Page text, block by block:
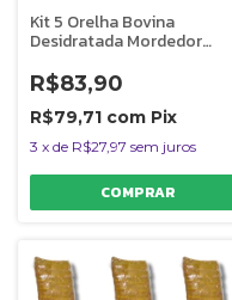
Kit 5 Orelha Bovina
Desidratada Mordedor
AlecrimPet
R$83,90
R$79,71 com Pix
3 x de R$27,97 sem juros